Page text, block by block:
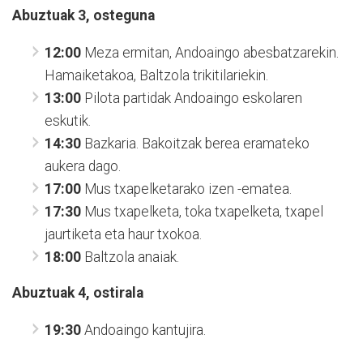
Abuztuak 3, osteguna
12:00 Meza ermitan, Andoaingo abesbatzarekin.
Hamaiketakoa, Baltzola trikitilariekin.
13:00 Pilota partidak Andoaingo eskolaren
eskutik.
14:30 Bazkaria. Bakoitzak berea eramateko
aukera dago.
17:00 Mus txapelketarako izen -ematea.
17:30 Mus txapelketa, toka txapelketa, txapel
jaurtiketa eta haur txokoa.
18:00 Baltzola anaiak.
Abuztuak 4, ostirala
19:30 Andoaingo kantujira.